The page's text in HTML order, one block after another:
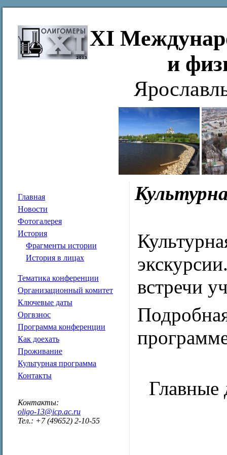
XI
и
Главная
Новости
Фотогалерея
История
Фрагменты истории
История в лицах
Тематика конференции
Организационный комитет
Ключевые даты
Оргвзнос
Программа конференции
Как доехать
Проживание
Культурная программа
Контакты
Контакты:
oligo-13@icp.ac.ru
Тел.: +7 (49652) 2-10-55
встречи
Главные